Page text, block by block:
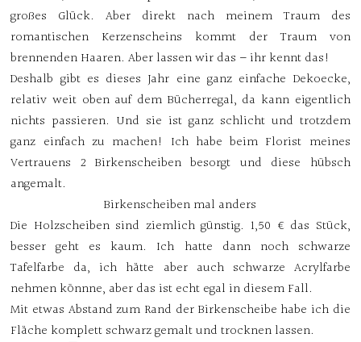
großes Glück. Aber direkt nach meinem Traum des
romantischen Kerzenscheins kommt der Traum von
brennenden Haaren. Aber lassen wir das – ihr kennt das!
Deshalb gibt es dieses Jahr eine ganz einfache Dekoecke,
relativ weit oben auf dem Bücherregal, da kann eigentlich
nichts passieren. Und sie ist ganz schlicht und trotzdem
ganz einfach zu machen! Ich habe beim Florist meines
Vertrauens 2 Birkenscheiben besorgt und diese hübsch
angemalt.
Birkenscheiben mal anders
Die Holzscheiben sind ziemlich günstig. 1,50 € das Stück,
besser geht es kaum. Ich hatte dann noch schwarze
Tafelfarbe da, ich hätte aber auch schwarze Acrylfarbe
nehmen könnne, aber das ist echt egal in diesem Fall.
Mit etwas Abstand zum Rand der Birkenscheibe habe ich die
Fläche komplett schwarz gemalt und trocknen lassen.